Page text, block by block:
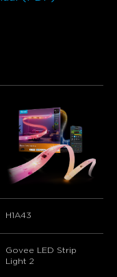
H1A43
Govee LED Strip
Light 2